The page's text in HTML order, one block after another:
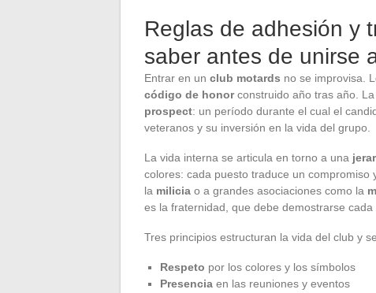
Reglas de adhesión y
saber antes de unirse
Entrar en un club motards no se improvisa.
código de honorconstruido año tras año.
prospect: un período durante el cual el
veteranos y su inversión en la vida del grupo.
La vida interna se articula en torno a una
colores: cada puesto traduce un
la milicia o a grandes asociaciones como la
es la fraternidad, que debe demostrarse
Tres principios estructuran la vida del club y
Respeto por los colores y los símbolos
Presencia en las reuniones y eventos